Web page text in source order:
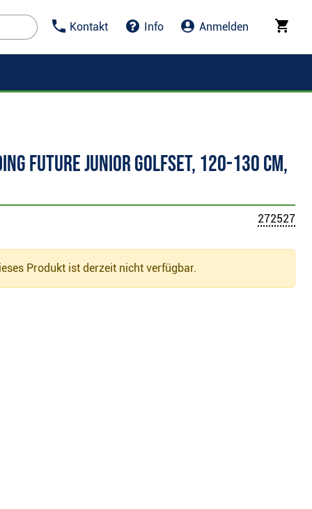
Kontakt Info Anmelden
Future Junior Golfset, 120-130 cm,
272527
Produkt ist derzeit nicht verfügbar.